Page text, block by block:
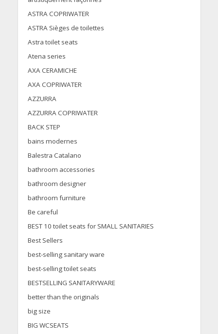
ASTRA COPRIWATER
ASTRA Sièges de toilettes
Astra toilet seats
Atena series
AXA CERAMICHE
AXA COPRIWATER
AZZURRA
AZZURRA COPRIWATER
BACK STEP
bains modernes
Balestra Catalano
bathroom accessories
bathroom designer
bathroom furniture
Be careful
BEST 10 toilet seats for SMALL SANITARIES
Best Sellers
best-selling sanitary ware
best-selling toilet seats
BESTSELLING SANITARYWARE
better than the originals
big size
BIG WCSEATS